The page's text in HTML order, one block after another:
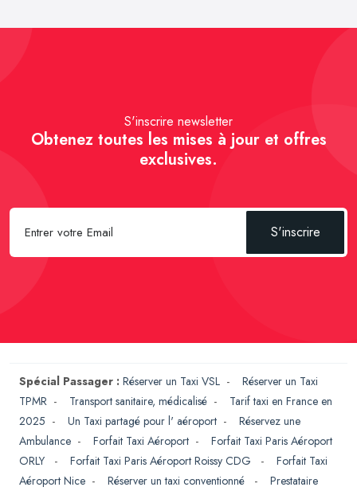
S'inscrire newsletter
Obtenez toutes les mises à jour et offres
exclusives.
S'inscrire
Spécial Passager : Réserver un Taxi VSL - Réserver un Taxi
TPMR - Transport sanitaire, médicalisé - Tarif taxi en France en
2025 - Un Taxi partagé pour l' aéroport - Réservez une
Ambulance - Forfait Taxi Aéroport - Forfait Taxi Paris Aéroport
ORLY
- Forfait Taxi Paris Aéroport Roissy CDG - Forfait Taxi
Aéroport Nice - Réserver un taxi conventionné - Prestataire